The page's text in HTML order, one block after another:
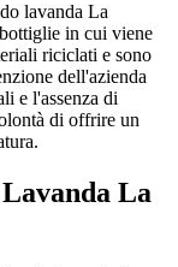
lavanda La
in cui viene
riciclati e sono
dell'azienda
e l'assenza di
di offrire un
La